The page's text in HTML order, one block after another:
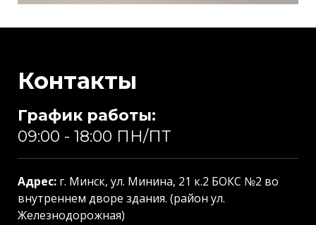
Контакты
График работы:
09:00 - 18:00 ПН/ПТ
Адрес: г. Минск, ул. Минина, 21 к.2 БОКС №2 во
внутреннем дворе здания. (район ул.
Железнодорожная)